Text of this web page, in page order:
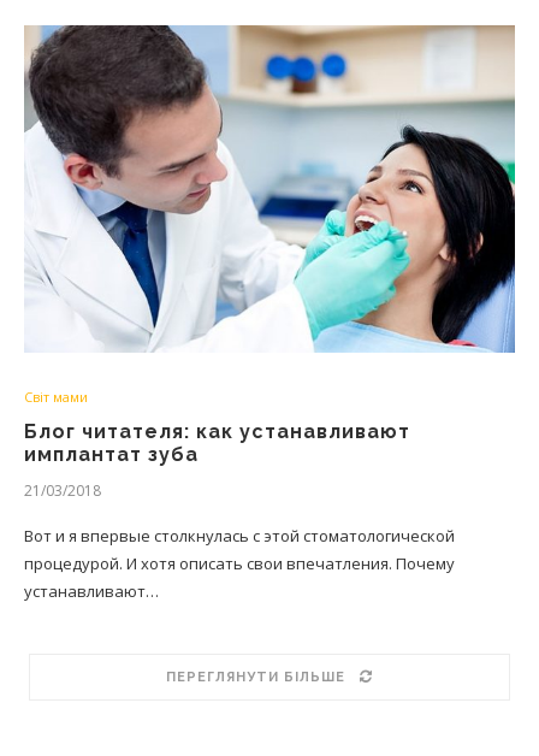
Світ мами
Блог читателя: как устанавливают
имплантат зуба
21/03/2018
Вот и я впервые столкнулась с этой стоматологической
процедурой. И хотя описать свои впечатления. Почему
устанавливают…
ПЕРЕГЛЯНУТИ БІЛЬШЕ